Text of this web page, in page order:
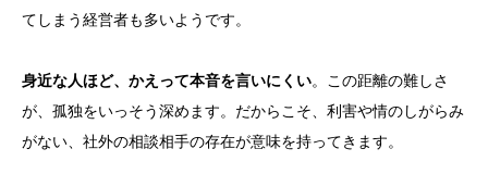
てしまう経営者も多いようです。
身近な人ほど、かえって本音を言いにくい。この距離の難しさ
が、孤独をいっそう深めます。だからこそ、利害や情のしがらみ
がない、社外の相談相手の存在が意味を持ってきます。